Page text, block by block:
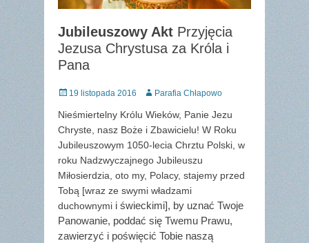
Jubileuszowy Akt Przyjęcia
Jezusa Chrystusa za Króla i
Pana
Posted
19 listopada 2016 AuthorParafia Chłapowo
Nieśmiertelny Królu Wieków, Panie Jezu
Chryste, nasz Boże i Zbawicielu! W Roku
Jubileuszowym 1050-lecia Chrztu Polski, w
roku Nadzwyczajnego Jubileuszu
Miłosierdzia, oto my, Polacy, stajemy przed
Tobą [wraz ze swymi władzami
duchownymi i świeckimi], by uznać Twoje
Panowanie, poddać się Twemu Prawu,
zawierzyć i poświęcić Tobie naszą